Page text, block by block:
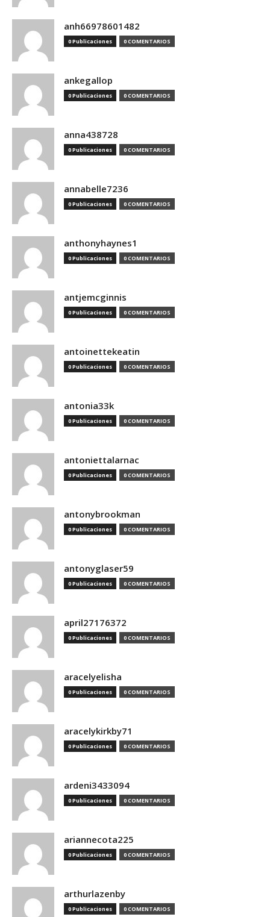
anh66978601482
0 Publicaciones 0 COMENTARIOS
ankegallop
0 Publicaciones 0 COMENTARIOS
anna438728
0 Publicaciones 0 COMENTARIOS
annabelle7236
0 Publicaciones 0 COMENTARIOS
anthonyhaynes1
0 Publicaciones 0 COMENTARIOS
antjemcginnis
0 Publicaciones 0 COMENTARIOS
antoinettekeatin
0 Publicaciones 0 COMENTARIOS
antonia33k
0 Publicaciones 0 COMENTARIOS
antoniettalarnac
0 Publicaciones 0 COMENTARIOS
antonybrookman
0 Publicaciones 0 COMENTARIOS
antonyglaser59
0 Publicaciones 0 COMENTARIOS
april27176372
0 Publicaciones 0 COMENTARIOS
aracelyelisha
0 Publicaciones 0 COMENTARIOS
aracelykirkby71
0 Publicaciones 0 COMENTARIOS
ardeni3433094
0 Publicaciones 0 COMENTARIOS
ariannecota225
0 Publicaciones 0 COMENTARIOS
arthurlazenby
0 Publicaciones 0 COMENTARIOS